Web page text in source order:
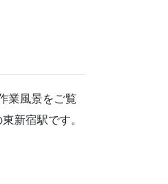
業風景をご覧
新宿駅です。